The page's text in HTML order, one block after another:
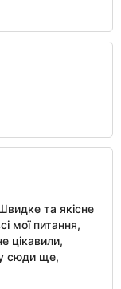
та якісне
мої питання,
цікавили,
сюди ще,